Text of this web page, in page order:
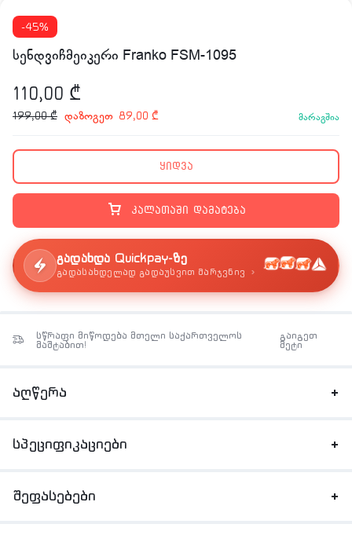
-45%
სენდვიჩმეიკერი Franko FSM-1095
110,00 ₾
199,00₾ დაზოგეთ 89,00 ₾ მარაგშია
კალათაში დამატება
ყიდვა
გადახდა Quickpay-ზე
გადასახდელად გადაუსვით მარჯვნივ ›
სწრაფი მიწოდება მთელი საქართველოს
მაშტაბით!
გაიგეთ
მეტი
აღწერა
სპეციფიკაციები
შეფასებები